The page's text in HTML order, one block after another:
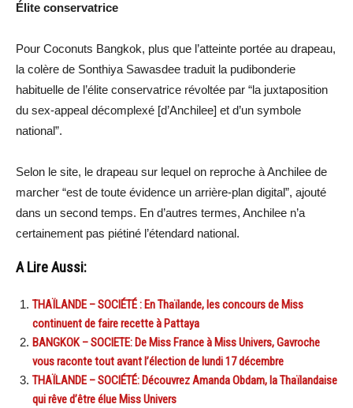
Élite conservatrice
Pour Coconuts Bangkok, plus que l’atteinte portée au drapeau,
la colère de Sonthiya Sawasdee traduit la pudibonderie
habituelle de l’élite conservatrice révoltée par “la juxtaposition
du sex-appeal décomplexé [d’Anchilee] et d’un symbole
national”.
Selon le site, le drapeau sur lequel on reproche à Anchilee de
marcher “est de toute évidence un arrière-plan digital”, ajouté
dans un second temps. En d’autres termes, Anchilee n’a
certainement pas piétiné l’étendard national.
A Lire Aussi:
THAÏLANDE – SOCIÉTÉ : En Thaïlande, les concours de Miss
continuent de faire recette à Pattaya
BANGKOK – SOCIETE: De Miss France à Miss Univers, Gavroche
vous raconte tout avant l’élection de lundi 17 décembre
THAÏLANDE – SOCIÉTÉ: Découvrez Amanda Obdam, la Thaïlandaise
qui rêve d’être élue Miss Univers